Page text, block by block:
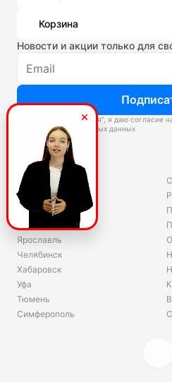
Корзина
Новости и акции только для
Нажимая “Подписаться”, я даю согласие
обработку персональных данных
Склады
Владивосток
Екатеринбург
Красноярск
Волгоград
Ярославль
Челябинск
Хабаровск
Уфа
Тюмень
Симферополь